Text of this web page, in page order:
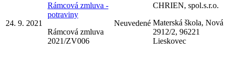
24. 9. 2021
Rámcová zmluva -
potraviny
Rámcová zmluva
2021/ZV006
Neuvedené
CHRIEN, spol.s.r.o.
Materská škola, Nová
2912/2, 96221
Lieskovec